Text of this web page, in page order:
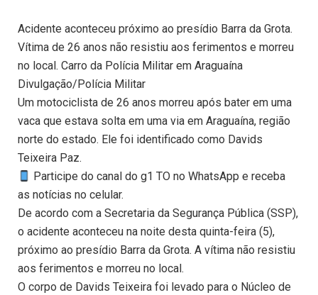
Acidente aconteceu próximo ao presídio Barra da Grota.
Vítima de 26 anos não resistiu aos ferimentos e morreu
no local. Carro da Polícia Militar em Araguaína
Divulgação/Polícia Militar
Um motociclista de 26 anos morreu após bater em uma
vaca que estava solta em uma via em Araguaína, região
norte do estado. Ele foi identificado como Davids
Teixeira Paz.
Participe do canal do g1 TO no WhatsApp e receba
as notícias no celular.
De acordo com a Secretaria da Segurança Pública (SSP),
o acidente aconteceu na noite desta quinta-feira (5),
próximo ao presídio Barra da Grota. A vítima não resistiu
aos ferimentos e morreu no local.
O corpo de Davids Teixeira foi levado para o Núcleo de